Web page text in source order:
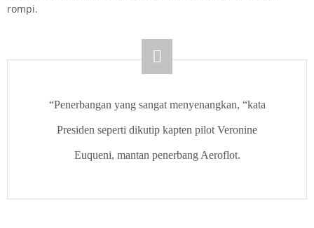
rompi.
“Penerbangan yang sangat menyenangkan, “kata
Presiden seperti dikutip kapten pilot Veronine
Euqueni, mantan penerbang Aeroflot.